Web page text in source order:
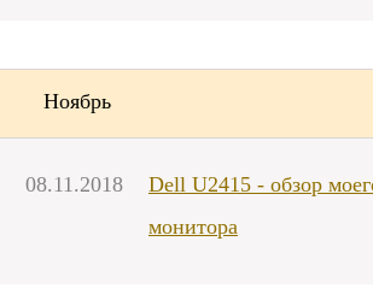
Ноябрь
08.11.2018
Dell U2415 - обзор
монитора